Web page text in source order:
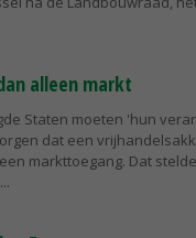
alleen markt
Staten moeten 'hun
dat een
markttoegang. Dat stelde